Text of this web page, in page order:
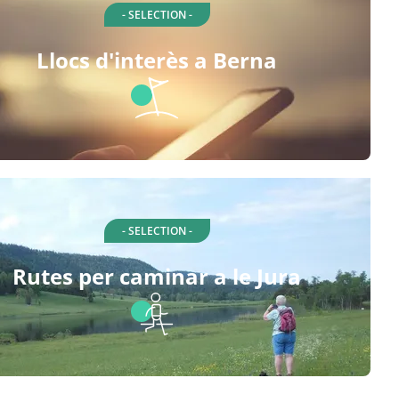
- SELECTION -
Llocs d'interès a Berna
- SELECTION -
Rutes per caminar a le Jura